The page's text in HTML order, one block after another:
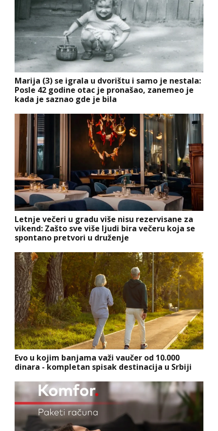
Marija (3) se igrala u dvorištu i samo je nestala:
Posle 42 godine otac je pronašao, zanemeo je
kada je saznao gde je bila
Letnje večeri u gradu više nisu rezervisane za
vikend: Zašto sve više ljudi bira večeru koja se
spontano pretvori u druženje
Evo u kojim banjama važi vaučer od 10.000
dinara - kompletan spisak destinacija u Srbiji